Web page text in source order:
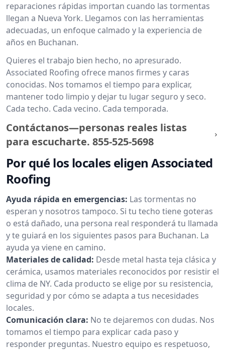
reparaciones rápidas importan cuando las tormentas
llegan a Nueva York. Llegamos con las herramientas
adecuadas, un enfoque calmado y la experiencia de
años en Buchanan.
Quieres el trabajo bien hecho, no apresurado.
Associated Roofing ofrece manos firmes y caras
conocidas. Nos tomamos el tiempo para explicar,
mantener todo limpio y dejar tu lugar seguro y seco.
Cada techo. Cada vecino. Cada temporada.
Contáctanos—personas reales listas
para escucharte. 855-525-5698
Por qué los locales eligen Associated
Roofing
Ayuda rápida en emergencias: Las tormentas no
esperan y nosotros tampoco. Si tu techo tiene goteras
o está dañado, una persona real responderá tu llamada
y te guiará en los siguientes pasos para Buchanan. La
ayuda ya viene en camino.
Materiales de calidad: Desde metal hasta teja clásica y
cerámica, usamos materiales reconocidos por resistir el
clima de NY. Cada producto se elige por su resistencia,
seguridad y por cómo se adapta a tus necesidades
locales.
Comunicación clara: No te dejaremos con dudas. Nos
tomamos el tiempo para explicar cada paso y
responder preguntas. Nuestro equipo es respetuoso,